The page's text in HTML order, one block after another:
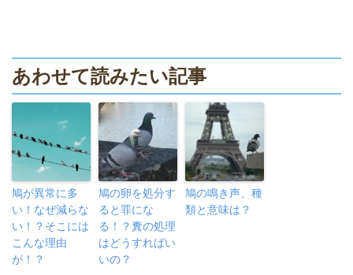
あわせて読みたい記事
鳩が異常に多
い！なぜ減らな
い！？そこには
こんな理由
が！？
鳩の卵を処分す
ると罪にな
る！？糞の処理
はどうすればい
いの？
鳩の鳴き声、種
類と意味は？